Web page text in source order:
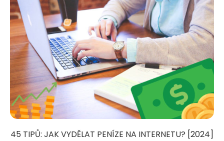
45 TIPŮ: JAK VYDĚLAT PENÍZE NA INTERNETU? [2024]